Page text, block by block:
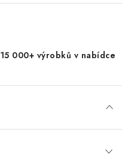
15 000+ výrobků v nabídce